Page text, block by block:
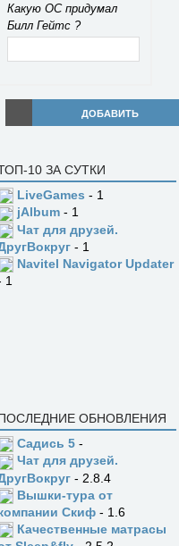
Какую ОС придумал
Билл Гейтс ?
ДОБАВИТЬ
10 ЗА СУТКИ
LiveGames - 1
jAlbum - 1
Чат для друзей.
- 1
Navitel Navigator Updater
1
ОБНОВЛЕНИЯ
Садись 5 -
Чат для друзей.
- 2.8.4
Вышки-тура от
Скиф - 1.6
Качественные матрасы